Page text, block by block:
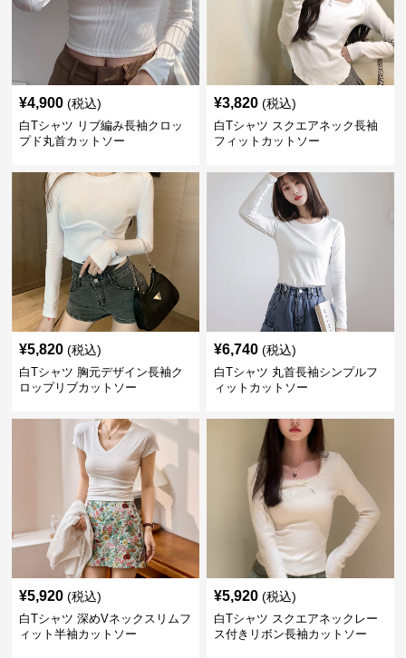
¥4,900 (税込)
白Tシャツ リブ編み長袖クロッ
プド丸首カットソー
¥3,820 (税込)
白Tシャツ スクエアネック長袖
フィットカットソー
¥5,820 (税込)
白Tシャツ 胸元デザイン長袖ク
ロップリブカットソー
¥6,740 (税込)
白Tシャツ 丸首長袖シンプルフ
ィットカットソー
¥5,920 (税込)
白Tシャツ 深めVネックスリムフ
ィット半袖カットソー
¥5,920 (税込)
白Tシャツ スクエアネックレー
ス付きリボン長袖カットソー